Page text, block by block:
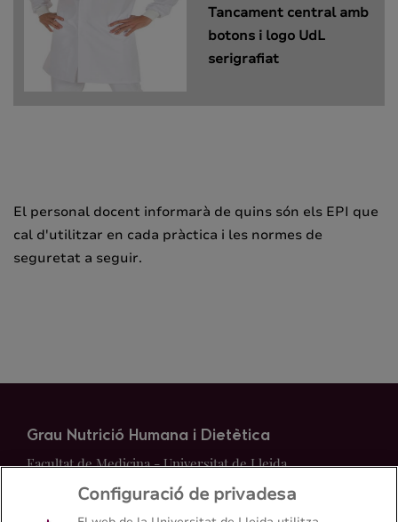
Tancament central amb
botons i logo UdL
serigrafiat
El personal docent informarà de quins són els EPI que
cal d'utilitzar en cada pràctica i les normes de
seguretat a seguir.
Grau Nutrició Humana i Dietètica
Facultat de Medicina - Universitat de Lleida
Mapa del web Contacte
Configuració de privadesa